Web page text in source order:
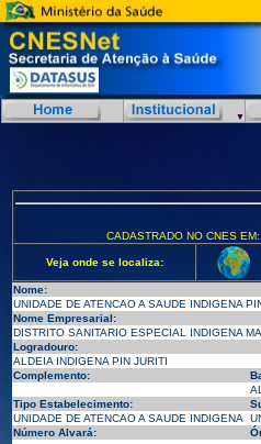
CADASTRADO NO CNES
Veja onde se localiza:
Nome:
UNIDADE DE ATENCAO A SAUDE INDIGENA
Nome Empresarial:
DISTRITO SANITARIO ESPECIAL INDIGENA
Logradouro:
ALDEIA INDIGENA PIN JURITI
Complemento:
Tipo Estabelecimento:
UNIDADE DE ATENCAO A SAUDE INDIGENA
Número Alvará: